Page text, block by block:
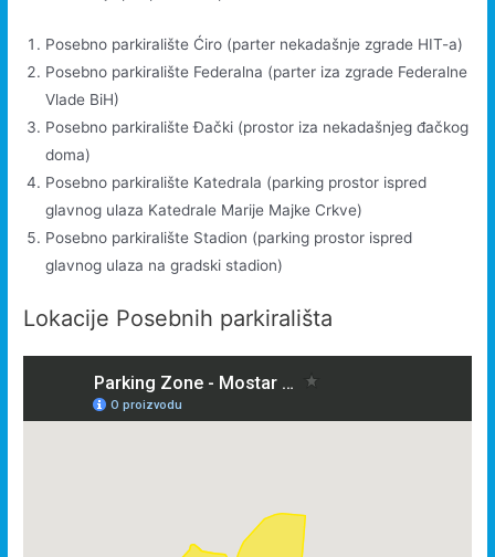
Posebno parkiralište Ćiro (parter nekadašnje zgrade HIT-a)
Posebno parkiralište Federalna (parter iza zgrade Federalne
Vlade BiH)
Posebno parkiralište Đački (prostor iza nekadašnjeg đačkog
doma)
Posebno parkiralište Katedrala (parking prostor ispred
glavnog ulaza Katedrale Marije Majke Crkve)
Posebno parkiralište Stadion (parking prostor ispred
glavnog ulaza na gradski stadion)
Lokacije Posebnih parkirališta